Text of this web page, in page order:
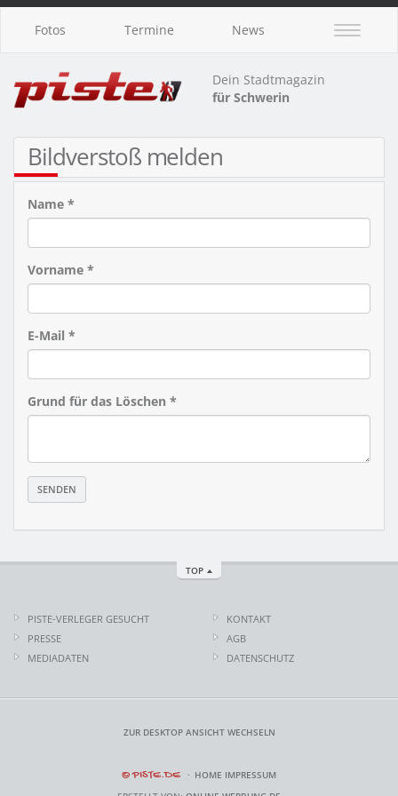
Fotos Termine News
Dein Stadtmagazin
für Schwerin
Bildverstoß melden
Name *
Vorname *
E-Mail *
Grund für das Löschen *
TOP
PISTE-VERLEGER GESUCHT
PRESSE
MEDIADATEN
KONTAKT
AGB
DATENSCHUTZ
ZUR DESKTOP ANSICHT WECHSELN
© PISTE.DE HOME IMPRESSUM